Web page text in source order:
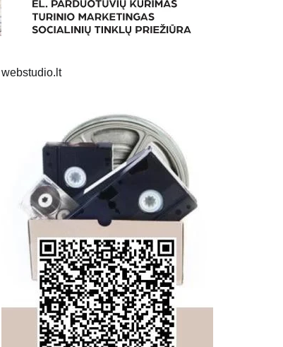
webstudio.lt